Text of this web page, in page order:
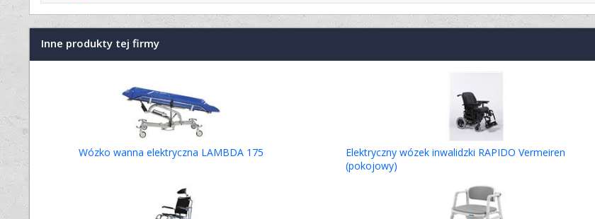
Inne produkty tej firmy
Wózko wanna elektryczna LAMBDA 175
Elektryczny wózek inwalidzki RAPIDO Vermeiren
(pokojowy)